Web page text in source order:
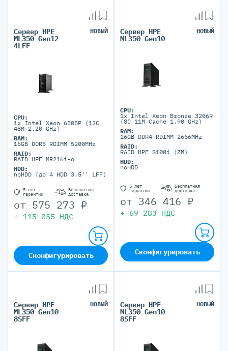
Сервер HPE
ML350 Gen12
4LFF
НОВЫЙ
CPU:
1x Intel Xeon 6505P (12C
48M 2.20 GHz)
RAM:
16GB DDR5 RDIMM 5200MHz
RAID:
RAID HPE MR216i-o
HDD:
noHDD (до 4 HDD 3.5'' LFF)
5 лет
гарантии
Бесплатная
доставка
от 575 273 ₽
+ 115 055 НДС
Сконфигурировать
Сервер HPE
ML350 Gen10
НОВЫЙ
CPU:
1x Intel Xeon Bronze 3206R
(8C 11M Cache 1.90 GHz)
RAM:
16GB DDR4 RDIMM 2666MHz
RAID:
RAID HPE S100i (ZM)
HDD:
noHDD
5 лет
гарантии
Бесплатная
доставка
от 346 416 ₽
+ 69 283 НДС
Сконфигурировать
Сервер HPE
ML350 Gen10
8SFF
НОВЫЙ Сервер HPE
ML350 Gen10
8SFF
НОВЫЙ